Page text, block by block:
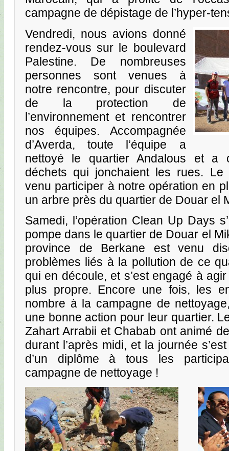
campagne de dépistage de l’hyper-
Vendredi, nous avions donné
rendez-vous sur le boulevard
Palestine. De nombreuses
personnes sont venues à
notre rencontre, pour discuter
de la protection de
l’environnement et rencontrer
nos équipes. Accompagnée
d’Averda, toute l’équipe a
nettoyé le quartier Andalous et a
déchets qui jonchaient les rues.
venu participer à notre opération en
un arbre près du quartier de Douar el
Samedi, l’opération Clean Up Days
pompe dans le quartier de Douar el
province de Berkane est venu
problèmes liés à la pollution de ce
qui en découle, et s’est engagé à
plus propre. Encore une fois, les
nombre à la campagne de
une bonne action pour leur quartier.
Zahart Arrabii et Chabab ont animé
durant l’après midi, et la journée
d’un diplôme à tous les
campagne de nettoyage !